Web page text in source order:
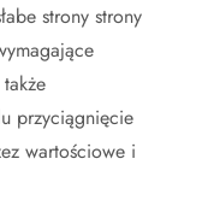
strony strony
przyciągnięcie
wartościowe i